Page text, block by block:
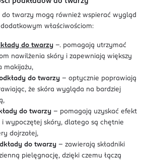
do twarzy mogą również wspierać wygląd
właściwościom:
do twarzy –. pomagają utrzymać
nawilżenia skóry i zapewniają większy
makijażu,
do twarzy – optycznie poprawiają
że skóra wygląda na bardziej
do twarzy – pomagają uzyskać efekt
i wypoczętej skóry, dlatego są chętnie
dojrzałej,
do twarzy – zawierają składniki
pielęgnację, dzięki czemu łączą